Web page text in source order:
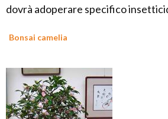
dovrà adoperare specifico
Bonsai camelia